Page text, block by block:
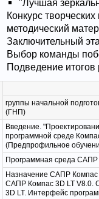
"Лучшая
Конкурс
методический
Заключительный
Выбор команды
Подведение
группы начальной
(ГНП)
Введение.
программной среде
(Предпрофильное
Программная среда САПР
Назначение САПР Компас
САПР Компас 3D LT V8.0.
3D LT. Интерфейс